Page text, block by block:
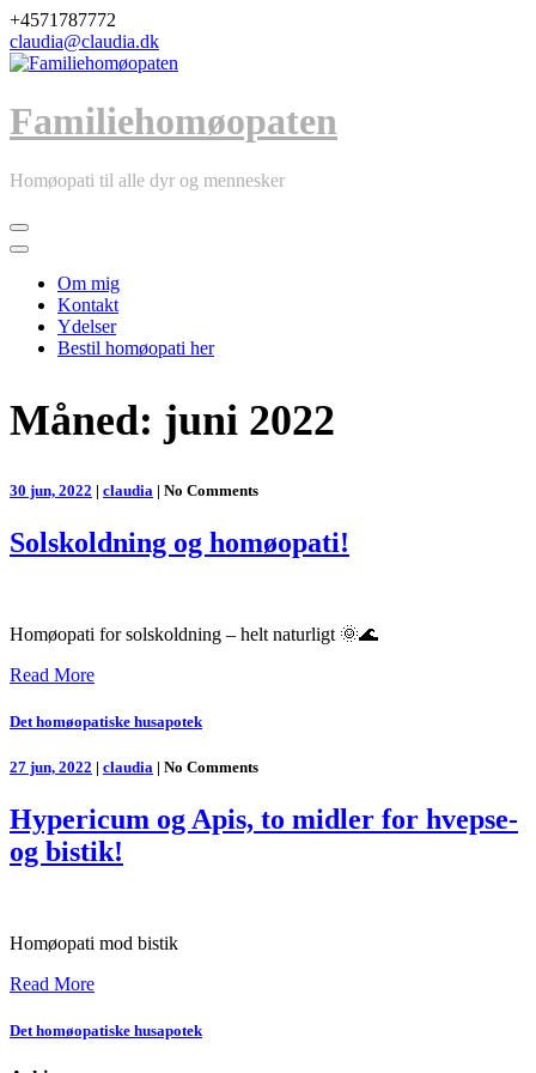
Skip
to
content
+4571787772
claudia@claudia.dk
Familiehomøopaten
Homøopati til alle dyr og mennesker
Om mig
Kontakt
Ydelser
Bestil homøopati her
Måned: juni 2022
30 jun, 2022 | claudia | No Comments
Solskoldning og homøopati!
Homøopati for solskoldning – helt naturligt 🌞🌊
Read More
Det homøopatiske husapotek
27 jun, 2022 | claudia | No Comments
Hypericum og Apis, to midler for hvepse-
og bistik!
Homøopati mod bistik
Read More
Det homøopatiske husapotek